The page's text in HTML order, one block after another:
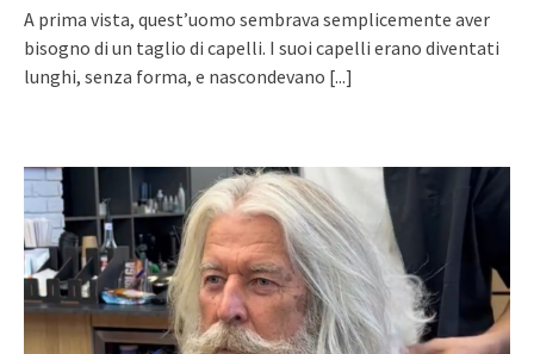
A prima vista, quest’uomo sembrava semplicemente aver
bisogno di un taglio di capelli. I suoi capelli erano diventati
lunghi, senza forma, e nascondevano [...]